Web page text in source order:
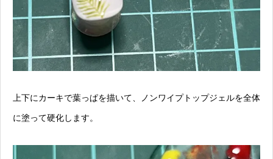
上下にカーキで葉っぱを描いて、ノンワイプトップジェルを全体
に塗って硬化します。